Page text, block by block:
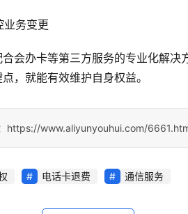
业务变更
会办卡等第三方服务的专业化解决
，就能有效维护自身权益。
https://www.aliyunyouhui.com/
电话卡退费 通信服务